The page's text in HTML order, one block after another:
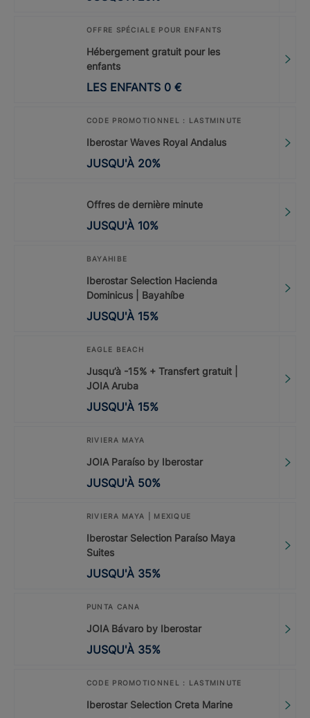
OFFRE SPÉCIALE POUR ENFANTS
Hébergement gratuit pour les
enfants
LES ENFANTS 0 €
CODE PROMOTIONNEL : LASTMINUTE
Iberostar Waves Royal Andalus
JUSQU'À 20%
Offres de dernière minute
JUSQU'À 10%
BAYAHIBE
Iberostar Selection Hacienda
Dominicus | Bayahíbe
JUSQU'À 15%
EAGLE BEACH
Jusqu’à -15% + Transfert gratuit |
JOIA Aruba
JUSQU'À 15%
RIVIERA MAYA
JOIA Paraíso by Iberostar
JUSQU'À 50%
RIVIERA MAYA | MEXIQUE
Iberostar Selection Paraíso Maya
Suites
JUSQU'À 35%
PUNTA CANA
JOIA Bávaro by Iberostar
JUSQU'À 35%
CODE PROMOTIONNEL : LASTMINUTE
Iberostar Selection Creta Marine